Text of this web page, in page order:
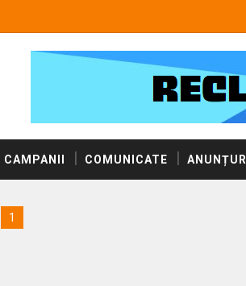
CAMPANII COMUNICATE ANUNȚURI
1